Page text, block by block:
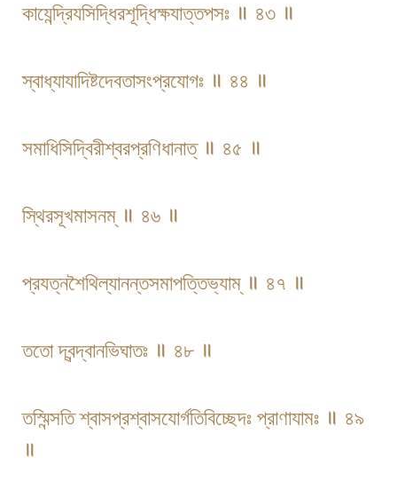
কাযেন্দ্রিযসিদ্ধিরশূদ্ধিক্ষযাত্তপসঃ ॥ ৪৩ ॥
স্বাধ্যাযাদিষ্টদেবতাসংপ্রযোগঃ ॥ ৪৪ ॥
সমাধিসিদ্বিরীশ্বরপ্রণিধানাত্ ॥ ৪৫ ॥
স্থিরসূখমাসনম্ ॥ ৪৬ ॥
প্রযত্নশৈথিল্যানন্তসমাপত্তিভ্যাম্ ॥ ৪৭ ॥
ততো দ্বন্দ্বানভিঘাতঃ ॥ ৪৮ ॥
তস্মিন্সতি শ্বাসপ্রশ্বাসযোর্গতিবিচ্ছেদঃ প্রাণাযামঃ ॥ ৪৯
॥